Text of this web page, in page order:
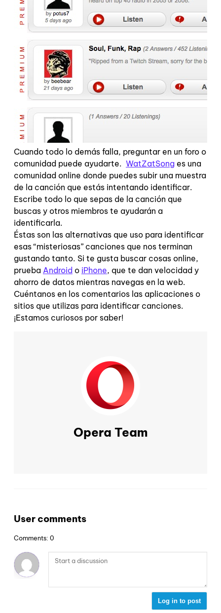
Cuando todo lo demás falla, preguntar en un foro o
comunidad puede ayudarte. WatZatSong es una
comunidad online donde puedes subir una muestra
de la canción que estás intentando identificar.
Escribe todo lo que sepas de la canción que
buscas y otros miembros te ayudarán a
identificarla.
Éstas son las alternativas que uso para identificar
esas “misteriosas” canciones que nos terminan
gustando tanto. Si te gusta buscar cosas online,
prueba Android o iPhone, que te dan velocidad y
ahorro de datos mientras navegas en la web.
Cuéntanos en los comentarios las aplicaciones o
sitios que utilizas para identificar canciones.
¡Estamos curiosos por saber!
Opera Team
User comments
Comments: 0
Log in to post